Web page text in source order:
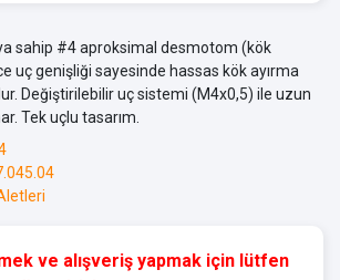
sahip #4 aproksimal desmotom (kök
uç genişliği sayesinde hassas kök ayırma
Değiştirilebilir uç sistemi (M4x0,5) ile uzun
Tek uçlu tasarım.
ve alışveriş yapmak için lütfen